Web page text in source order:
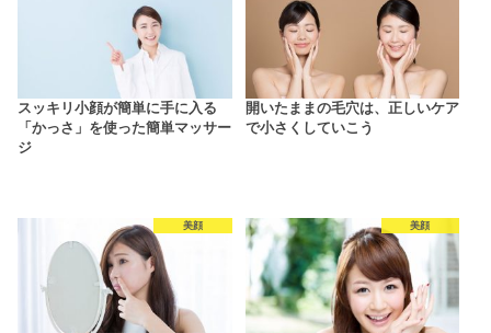
スッキリ小顔が簡単に手に入る
「かっさ」を使った簡単マッサー
ジ
開いたままの毛穴は、正しいケア
で小さくしていこう
美顔 美顔